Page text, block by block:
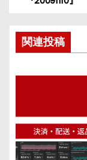
ナ
ビ
ー
シ
関連投稿